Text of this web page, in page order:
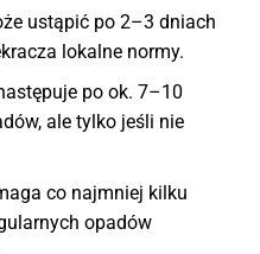
ustąpić po 2–3 dniach
lokalne normy.
po ok. 7–10
ale tylko jeśli nie
co najmniej kilku
opadów